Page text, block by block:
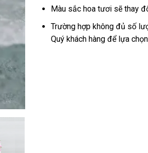
Màu sắc hoa tươi sẽ thay
Trường hợp không đủ số
Quý khách hàng để lựa